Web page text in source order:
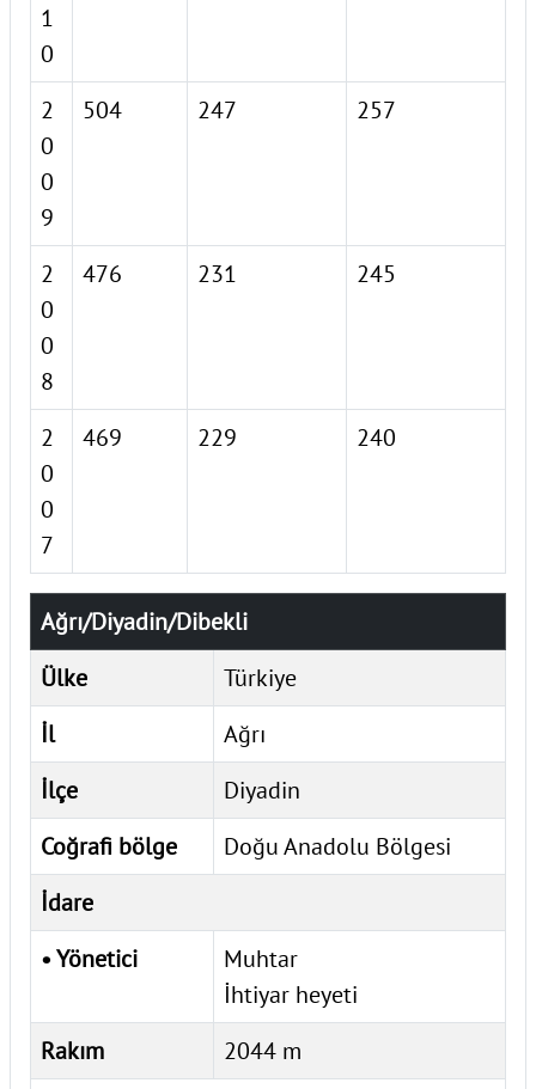
1
0
2
0
0
9
504 247 257
2
0
0
8
476 231 245
2
0
0
7
469 229 240
Ağrı/Diyadin/Dibekli
Ülke
Türkiye
İl
Ağrı
İlçe
Diyadin
Coğrafi bölge
Doğu Anadolu Bölgesi
İdare
• Yönetici
Muhtar
İhtiyar heyeti
Rakım
2044 m